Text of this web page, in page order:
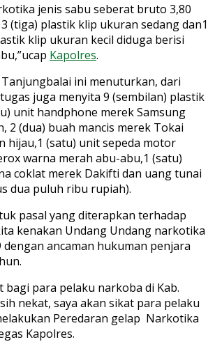
jenis sabu seberat bruto 3,80
(tiga) plastik klip ukuran sedang dan1
klip ukuran kecil diduga berisi
Kapolres.
ini menuturkan, dari
juga menyita 9 (sembilan) plastik
unit handphone merek Samsung
2 (dua) buah mancis merek Tokai
hijau,1 (satu) unit sepeda motor
warna merah abu-abu,1 (satu)
coklat merek Dakifti dan uang tunai
dua puluh ribu rupiah).
pasal yang diterapkan terhadap
kenakan Undang Undang narkotika
dengan ancaman hukuman penjara
bagi para pelaku narkoba di Kab.
nekat, saya akan sikat para pelaku
Peredaran gelap Narkotika
Kapolres.